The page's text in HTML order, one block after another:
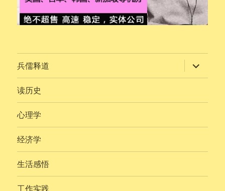
兵儒释道 展
开
子
读历史
心理学
经济学
生活感悟
工作实践